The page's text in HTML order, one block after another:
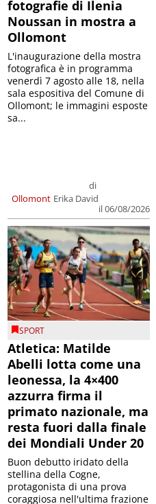
fotografie di Ilenia
Noussan in mostra a
Ollomont
Ollomont
di
Erika David
il 06/08/2026
L'inaugurazione della mostra
fotografica è in programma
venerdì 7 agosto alle 18, nella
sala espositiva del Comune di
Ollomont; le immagini esposte
sa...
SPORT
Atletica: Matilde
Abelli lotta come una
leonessa, la 4×400
azzurra firma il
primato nazionale, ma
resta fuori dalla finale
dei Mondiali Under 20
Buon debutto iridato della
stellina della Cogne,
protagonista di una prova
coraggiosa nell'ultima frazione